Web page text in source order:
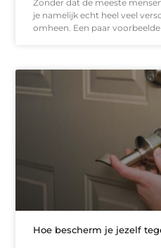
Zonder dat de meeste
je namelijk echt heel veel
omheen. Een paar
Hoe bescherm je jezelf